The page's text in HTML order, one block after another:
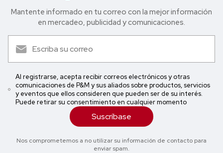
Mantente informado en tu correo con la mejor in formación
en mercadeo, publicidad y comunicaciones.
Al registrarse, acepta recibir correos electrónicos y otras
comunicaciones de P&M y sus aliados sobre productos, servicios
y eventos que ellos consideren que pueden ser de su interés.
Puede retirar su consentimiento en cualquier momento
Suscríbase
Nos comprometemos a no utilizar su información de contacto para
enviar spam.